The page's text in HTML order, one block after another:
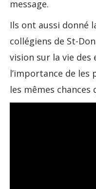
message.
Ils ont aussi donné
collégiens de St-
vision sur la vie des
l’importance de les
les mêmes chances